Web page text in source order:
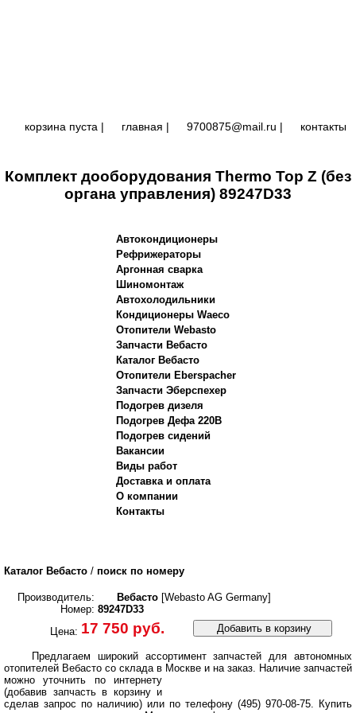
корзина пуста | главная | 9700875@mail.ru | контакты
Комплект дооборудования Thermo Top Z (без
органа управления) 89247D33
Автокондиционеры
Рефрижераторы
Аргонная сварка
Шиномонтаж
Автохолодильники
Кондиционеры Waeco
Отопители Webasto
Запчасти Вебасто
Каталог Вебасто
Отопители Eberspacher
Запчасти Эберспехер
Подогрев дизеля
Подогрев Дефа 220В
Подогрев сидений
Вакансии
Виды работ
Доставка и оплата
О компании
Контакты
Каталог Вебасто / поиск по номеру
Производитель:
Номер:
Вебасто [Webasto AG Germany]
89247D33
Цена: 17 750 руб. Добавить в корзину
Предлагаем широкий ассортимент запчастей для автономных
отопителей Вебасто со склада в Москве и на заказ. Наличие запчастей
можно уточнить по интернету
(добавив запчасть в корзину и
сделав запрос по наличию) или по телефону (495) 970-08-75. Купить